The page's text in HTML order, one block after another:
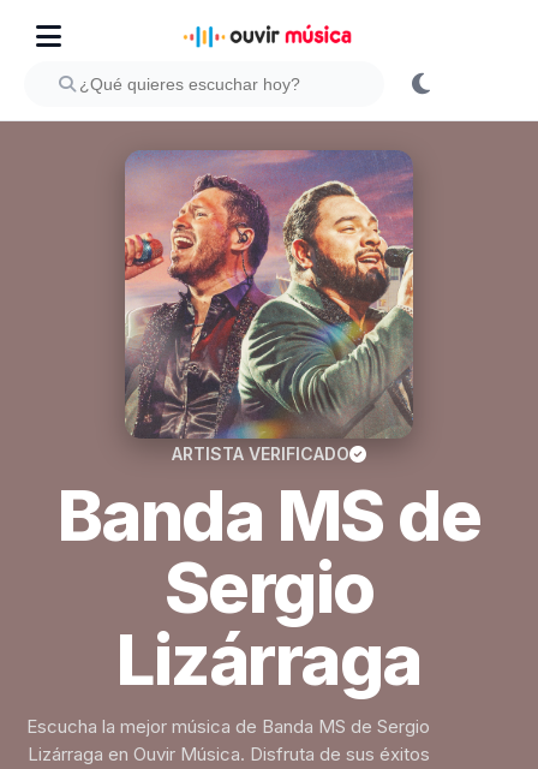
ARTISTA VERIFICADO
Banda MS de
Sergio
Lizárraga
Escucha la mejor música de Banda MS de Sergio
Lizárraga en Ouvir Música. Disfruta de sus éxitos